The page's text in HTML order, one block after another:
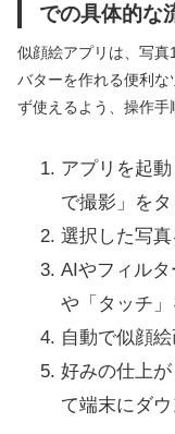
での具体的な
似顔絵アプリは、写
バターを作れる便利
ず使えるよう、操作手
アプリを起
で撮影」を
選択した写
AIやフィルタ
や「タッチ
自動で似顔
好みの仕上
て端末にダ